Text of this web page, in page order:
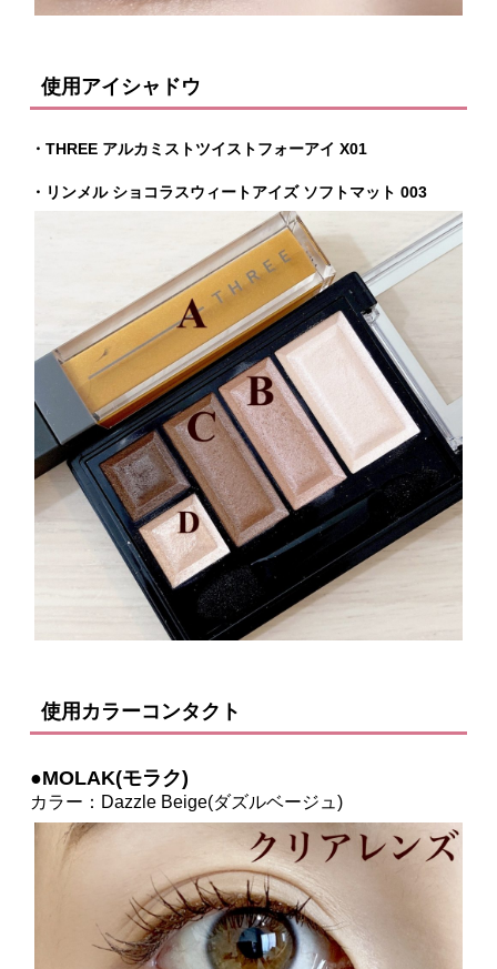
使用アイシャドウ
・THREE アルカミストツイストフォーアイ X01
・リンメル ショコラスウィートアイズ ソフトマット 003
使用カラーコンタクト
●MOLAK(モラク)
カラー：Dazzle Beige(ダズルベージュ)